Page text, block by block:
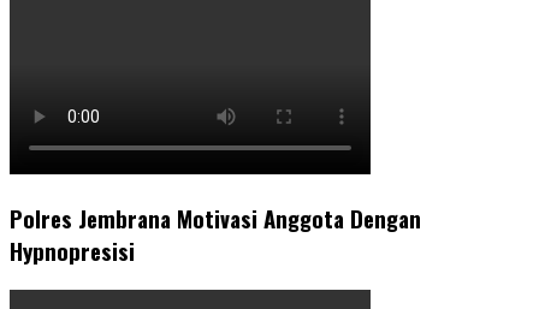
Polres Jembrana Motivasi Anggota Dengan
Hypnopresisi